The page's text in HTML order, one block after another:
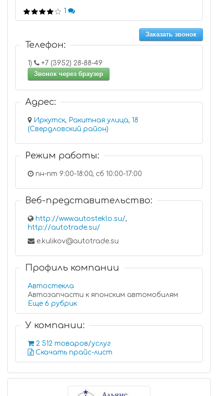
1
Заказать звонок
Телефон:
1)
+7 (3952) 28-88-49
Звонок через браузер
Адрес:
Иркутск, Ракитная улица, 18
(Свердловский район)
Режим работы:
пн-пт 9:00-18:00, сб 10:00-17:00
Веб-представительство:
http://www.autosteklo.su/,
http://autotrade.su/
e.kulikov@autotrade.su
Профиль компании
Автостекла
Автозапчасти к японским автомобилям
Еще 6 рубрик
У компании:
2 512 товаров/услуг
Скачать прайс-лист